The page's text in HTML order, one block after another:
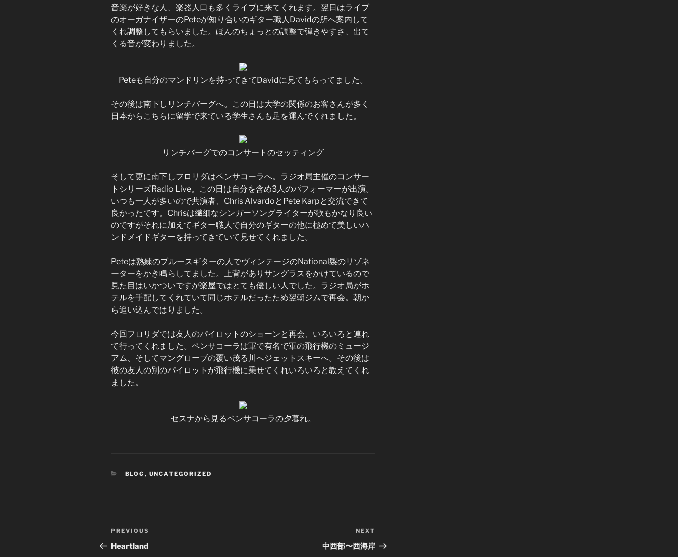
音楽が好きな人、楽器人口も多くライブに来てくれます。翌日はライブ
のオーガナイザーのPeteが知り合いのギター職人Davidの所へ案内して
くれ調整してもらいました。ほんのちょっとの調整で弾きやすさ、出て
くる音が変わりました。
Peteも自分のマンドリンを持ってきてDavidに見てもらってました。
その後は南下しリンチバーグへ。この日は大学の関係のお客さんが多く
日本からこちらに留学で来ている学生さんも足を運んでくれました。
リンチバーグでのコンサートのセッティング
そして更に南下しフロリダはペンサコーラへ。ラジオ局主催のコンサー
トシリーズRadio Live。この日は自分を含め3人のパフォーマーが出演。
いつも一人が多いので共演者、Chris AlvardoとPete Karpと交流できて
良かったです。Chrisは繊細なシンガーソングライターが歌もかなり良い
のですがそれに加えてギター職人で自分のギターの他に極めて美しいハ
ンドメイドギターを持ってきていて見せてくれました。
Peteは熟練のブルースギターの人でヴィンテージのNational製のリゾネ
ーターをかき鳴らしてました。上背がありサングラスをかけているので
見た目はいかついですが楽屋ではとても優しい人でした。ラジオ局がホ
テルを手配してくれていて同じホテルだったため翌朝ジムで再会。朝か
ら追い込んではりました。
今回フロリダでは友人のパイロットのショーンと再会、いろいろと連れ
て行ってくれました。ペンサコーラは軍で有名で軍の飛行機のミュージ
アム、そしてマングローブの覆い茂る川へジェットスキーへ。その後は
彼の友人の別のパイロットが飛行機に乗せてくれいろいろと教えてくれ
ました。
セスナから見るペンサコーラの夕暮れ。
CATEGORIES
BLOG , UNCATEGORIZED
Post
navigation
Previous
Post
PREVIOUS
Heartland
Post
NEXT
中西部〜西海岸